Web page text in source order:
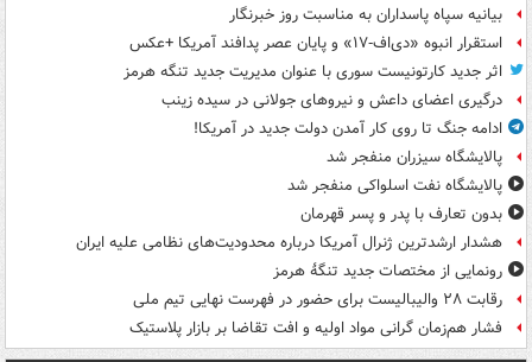
بیانیه سپاه پاسداران به مناسبت روز خبرنگار
استقرار انبوه «دی‌اف‑۱۷» و پایان عصر پدافند آمریکا +عکس
اثر جدید کارتونیست سوری با عنوان مدیریت جدید تنگه هرمز
درگیری اعضای داعش و نیروهای جولانی در سیده زینب
ادامه جنگ تا روی کار آمدن دولت جدید در آمریکا!
پالایشگاه سیزران منفجر شد
پالایشگاه نفت اسلواکی منفجر شد
بدون تعارف با پدر و پسر قهرمان
هشدار ارشدترین ژنرال آمریکا درباره محدودیت‌های نظامی علیه ایران
رونمایی از مختصات جدید تنگۀ هرمز
رقابت ۲۸ والیبالیست برای حضور در فهرست نهایی تیم ملی
فشار هم‌زمان گرانی مواد اولیه و افت تقاضا بر بازار پلاستیک